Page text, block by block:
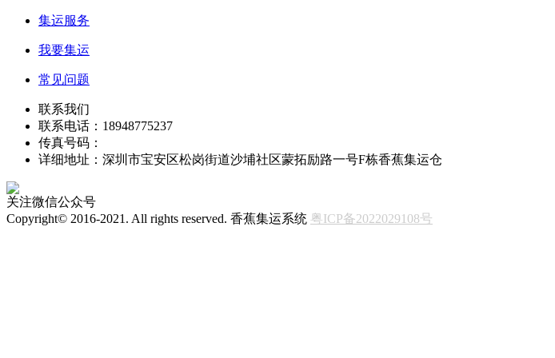
集运服务
我要集运
常见问题
联系我们
联系电话：18948775237
传真号码：
详细地址：深圳市宝安区松岗街道沙埔社区蒙拓励路一号F栋香蕉集运仓
关注微信公众号
Copyright© 2016-2021. All rights reserved. 香蕉集运系统 粤ICP备2022029108号